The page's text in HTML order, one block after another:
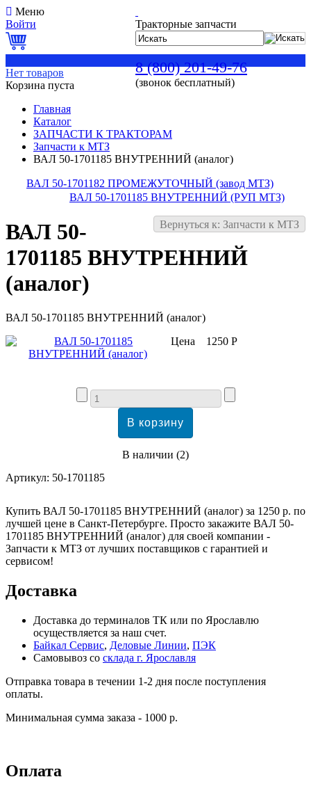
Тракторные запчасти
8 (800) 201-49-76
(звонок бесплатный)
Меню
Войти
Нет товаров
Корзина пуста
Главная
Каталог
ЗАПЧАСТИ К ТРАКТОРАМ
Запчасти к МТЗ
ВАЛ 50-1701185 ВНУТРЕННИЙ (аналог)
ВАЛ 50-1701182 ПРОМЕЖУТОЧНЫЙ (завод МТЗ)
ВАЛ 50-1701185 ВНУТРЕННИЙ (РУП МТЗ)
Вернуться к: Запчасти к МТЗ
ВАЛ 50-
1701185 ВНУТРЕННИЙ
(аналог)
ВАЛ 50-1701185 ВНУТРЕННИЙ (аналог)
Цена
1250 Р
В наличии (2)
Артикул: 50-1701185
Купить ВАЛ 50-1701185 ВНУТРЕННИЙ (аналог) за 1250 р. по
лучшей цене в Санкт-Петербурге. Просто закажите ВАЛ 50-
1701185 ВНУТРЕННИЙ (аналог) для своей компании -
Запчасти к МТЗ от лучших поставщиков с гарантией и
сервисом!
Доставка
Доставка до терминалов ТК или по Ярославлю
осуществляется за наш счет.
Байкал Сервис, Деловые Линии, ПЭК
Самовывоз со склада г. Ярославля
Отправка товара в течении 1-2 дня после поступления
оплаты.
Минимальная сумма заказа - 1000 р.
Оплата